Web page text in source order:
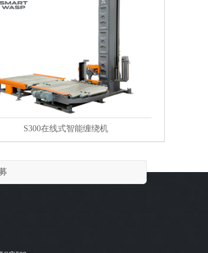
S300在线式智能缠绕机